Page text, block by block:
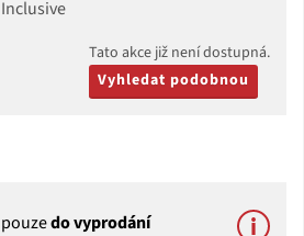
Tato akce již není dostupná.
Vyhledat podobnou
do vyprodání